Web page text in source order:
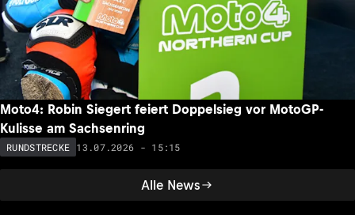
Alle News
Moto4: Robin Siegert feiert Doppelsieg vor MotoGP-
Kulisse am Sachsenring
RUNDSTRECKE 13.07.2026 - 15:15